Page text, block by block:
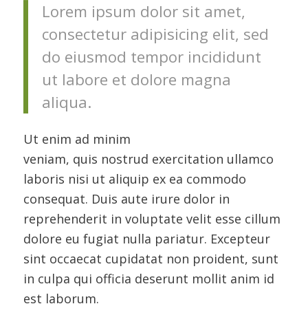
Lorem ipsum dolor sit amet,
consectetur adipisicing elit, sed
do eiusmod tempor incididunt
ut labore et dolore magna
aliqua.
Ut enim ad minim
veniam, quis nostrud exercitation ullamco
laboris nisi ut aliquip ex ea commodo
consequat. Duis aute irure dolor in
reprehenderit in voluptate velit esse cillum
dolore eu fugiat nulla pariatur. Excepteur
sint occaecat cupidatat non proident, sunt
in culpa qui officia deserunt mollit anim id
est laborum.